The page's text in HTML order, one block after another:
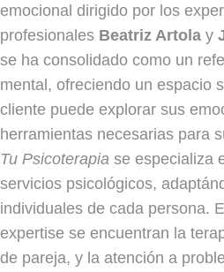
emocional dirigido por los
profesionales Beatriz Artola y
se ha consolidado como un
mental, ofreciendo un espacio
cliente puede explorar sus
herramientas necesarias para
Tu Psicoterapia se especializa
servicios psicológicos,
individuales de cada persona.
expertise se encuentran la
de pareja, y la atención a